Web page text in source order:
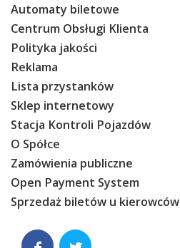
Automaty biletowe
Centrum Obsługi Klienta
Polityka jakości
Reklama
Lista przystanków
Sklep internetowy
Stacja Kontroli Pojazdów
O Spółce
Zamówienia publiczne
Open Payment System
Sprzedaż biletów u kierowców